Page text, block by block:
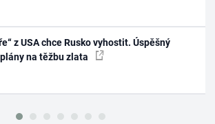
z USA chce Rusko vyhostit. Úspěšný
na těžbu zlata